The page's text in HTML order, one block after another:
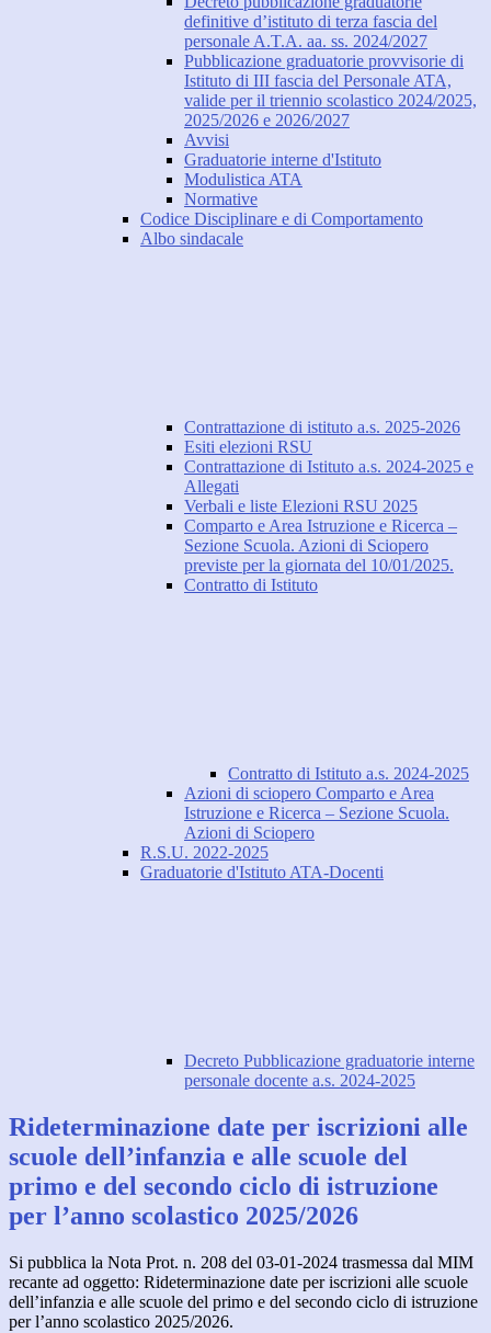
definitive d’istituto di terza fascia del
personale A.T.A. aa. ss. 2024/2027
Pubblicazione graduatorie provvisorie di
Istituto di III fascia del Personale ATA,
valide per il triennio scolastico 2024/2025,
2025/2026 e 2026/2027
Avvisi
Graduatorie interne d'Istituto
Modulistica ATA
Normative
Codice Disciplinare e di Comportamento
Albo sindacale
Contrattazione di istituto a.s. 2025-2026
Esiti elezioni RSU
Contrattazione di Istituto a.s. 2024-2025 e
Allegati
Verbali e liste Elezioni RSU 2025
Comparto e Area Istruzione e Ricerca –
Sezione Scuola. Azioni di Sciopero
previste per la giornata del 10/01/2025.
Contratto di Istituto
Contratto di Istituto a.s. 2024-2025
Azioni di sciopero Comparto e Area
Istruzione e Ricerca – Sezione Scuola.
Azioni di Sciopero
R.S.U. 2022-2025
Graduatorie d'Istituto ATA-Docenti
Decreto Pubblicazione graduatorie interne
personale docente a.s. 2024-2025
Rideterminazione date per iscrizioni alle
scuole dell’infanzia e alle scuole del
primo e del secondo ciclo di istruzione
per l’anno scolastico 2025/2026
Si pubblica la Nota Prot. n. 208 del 03-01-2024 trasmessa dal MIM
recante ad oggetto: Rideterminazione date per iscrizioni alle scuole
dell’infanzia e alle scuole del primo e del secondo ciclo di istruzione
per l’anno scolastico 2025/2026.